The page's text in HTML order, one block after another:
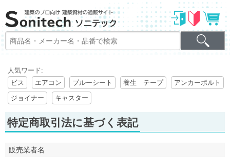
人気ワード:
ビス
エアコン ブルーシート 養生 テープ
アンカーボルト
ジョイナー
キャスター
特定商取引法に基づく表記
販売業者名